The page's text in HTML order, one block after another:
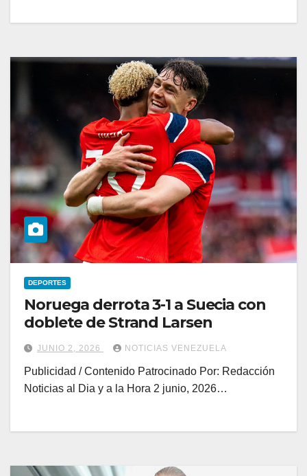
DEPORTES
Noruega derrota 3-1 a Suecia con
doblete de Strand Larsen
JUNIO 2, 2026 NOTICIAS VENEZUELA
Publicidad / Contenido Patrocinado Por: Redacción
Noticias al Dia y a la Hora 2 junio, 2026…